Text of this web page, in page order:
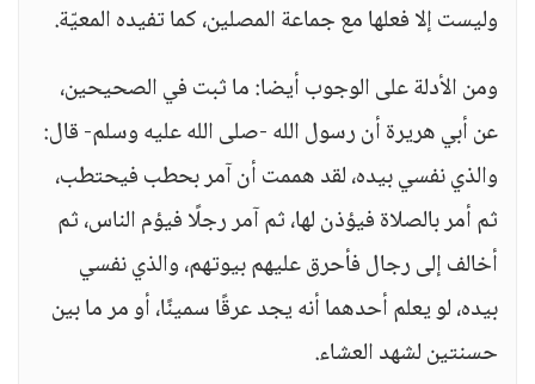
وليست إلا فعلها مع جماعة المصلين، كما تفيده المعيّة.
ومن الأدلة على الوجوب أيضا: ما ثبت في الصحيحين،
عن أبي هريرة أن رسول الله -صلى الله عليه وسلم- قال:
والذي نفسي بيده، لقد هممت أن آمر بحطب فيحتطب،
ثم أمر بالصلاة فيؤذن لها، ثم آمر رجلًا فيؤم الناس، ثم
أخالف إلى رجال فأحرق عليهم بيوتهم، والذي نفسي
بيده، لو يعلم أحدهما أنه يجد عرقًا سمينًا، أو مر ما بين
حسنتين لشهد العشاء.